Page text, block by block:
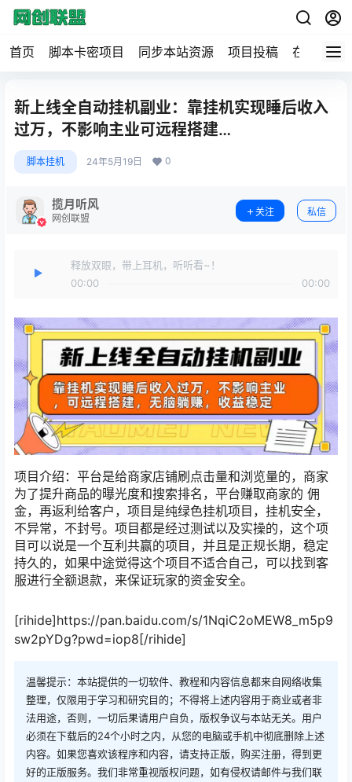
首页 脚本卡密项目 同步本站资源 项目投稿 在线工具
新上线全自动挂机副业：靠挂机实现睡后收入
过万，不影响主业可远程搭建…
脚本挂机 24年5月19日 0
揽月听风
网创联盟
关注 私信
释放双眼，带上耳机，听听看~！
00:00
00:00
项目介绍：平台是给商家店铺刷点击量和浏览量的，商家
为了提升商品的曝光度和搜索排名，平台赚取商家的 佣
金，再返利给客户，项目是纯绿色挂机项目，挂机安全，
不异常，不封号。项目都是经过测试以及实操的，这个项
目可以说是一个互利共赢的项目，并且是正规长期，稳定
持久的，如果中途觉得这个项目不适合自己，可以找到客
服进行全额退款，来保证玩家的资金安全。
[rihide]https://pan.baidu.com/s/1NqiC2oMEW8_m5p9
sw2pYDg?pwd=iop8[/rihide]
温馨提示：本站提供的一切软件、教程和内容信息都来自网络收集
整理，仅限用于学习和研究目的；不得将上述内容用于商业或者非
法用途，否则，一切后果请用户自负，版权争议与本站无关。用户
必须在下载后的24个小时之内，从您的电脑或手机中彻底删除上述
内容。如果您喜欢该程序和内容，请支持正版，购买注册，得到更
好的正版服务。我们非常重视版权问题，如有侵权请邮件与我们联